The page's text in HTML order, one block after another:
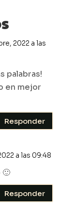
2022 a las
palabras!
en mejor
Responder
a las 09:48
Responder